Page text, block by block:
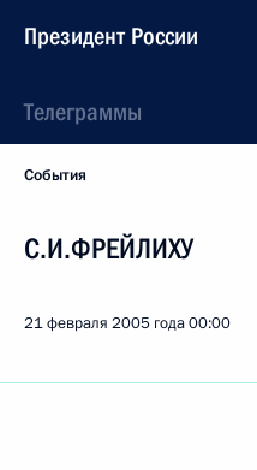
Президент России
Телеграммы
События
С.И.ФРЕЙЛИХУ
21 февраля 2005 года00:00